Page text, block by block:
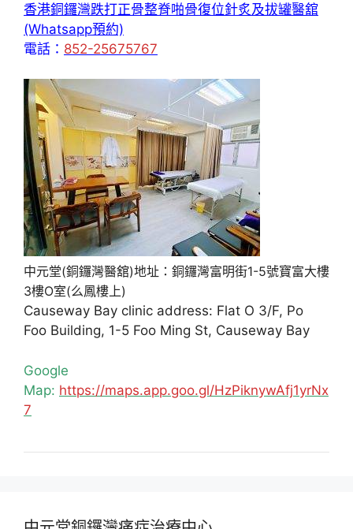
香港銅鑼灣跌打正骨整脊啪骨復位針炙及拔罐醫舘
(Whatsapp預約)
電話： 852-25675767
中元堂(銅鑼灣醫舘)地址：銅鑼灣富明街1-5號寶富大樓
3樓O室(么鳳樓上)
Causeway Bay clinic address: Flat O 3/F, Po
Foo Building, 1-5 Foo Ming St, Causeway Bay
Google
Map: https://maps.app.goo.gl/HzPiknywAfj1yrNx
7